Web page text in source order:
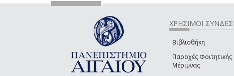
ΧΡΗΣΙΜΟΙ
Βιβλιοθήκη
Παροχές Φοιτητικής
Μέριμνας